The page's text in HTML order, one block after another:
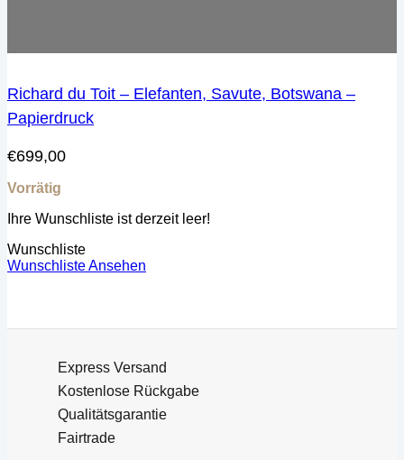
Richard du Toit – Elefanten, Savute, Botswana –
Papierdruck
€699,00
Vorrätig
Ihre Wunschliste ist derzeit leer!
Wunschliste
Wunschliste Ansehen
Express Versand
Kostenlose Rückgabe
Qualitätsgarantie
Fairtrade